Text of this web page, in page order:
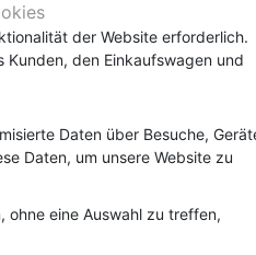
Bibelstudium
Segond 21
Darby
Kinder
Kinder-, Erwachsenenarbeit
Leiden, Seelsorge
Gesundheit
Andachten
Leiden, Seelsorge
Wissenschaften)
Bibeln
Jugendliche, Teenager
Bibeln
Rap, Hip-hop
Instrumental
Pop, Rock
Spielfilm
Dokumentarfilm, Reportage
Spiele, Unterhaltung
Bibelhüllen
la Bible - Ebook
de la Bible
der Website erforderlich.
Kunden, den Einkaufswagen und
Daten über Besuche,
Daten, um unsere Website zu
ohne eine Auswahl zu treffen,